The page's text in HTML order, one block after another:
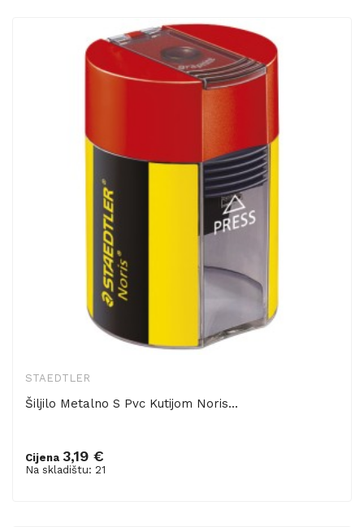
STAEDTLER
Šiljilo Metalno S Pvc Kutijom Noris...
Cijena 3,19 €
Na skladištu: 21
Dodaj u košaricu